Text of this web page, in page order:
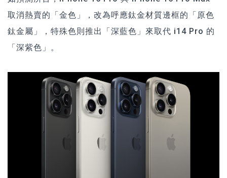
取消熱賣的「金色」，改為呼應鈦金材質邊框的「原色
鈦金屬」，特殊色則推出「深藍色」來取代 i14 Pro 的
「深紫色」。